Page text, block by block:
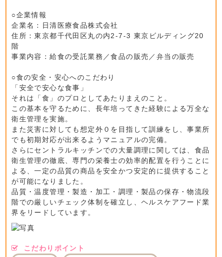
○企業情報
企業名：日清医療食品株式会社
住所：東京都千代田区丸の内2-7-3 東京ビルディング20
階
事業内容：給食の受託業務／食品の販売／弁当の販売
○食の安全・安心へのこだわり
「安全で安心な食事」
それは「食」のプロとしてあたりまえのこと。
この基本を守るために、長年培ってきた経験による万全な
衛生管理を実施。
また災害に対しても想定外０を目指して訓練をし、事業所
でも初期対応が出来るようマニュアルの完備。
さらにセントラルキッチンでの大量調理に関しては、食品
衛生管理の徹底、専門の栄養士の効率的配置を行うことに
よる、一定の品質の商品を安全かつ安定的に提供すること
が可能になりました。
品質・温度管理・製造・加工・調理・製品の保存・物流段
階での厳しいチェック体制を確立し、ヘルスケアフード業
界をリードしています。
こだわりポイント